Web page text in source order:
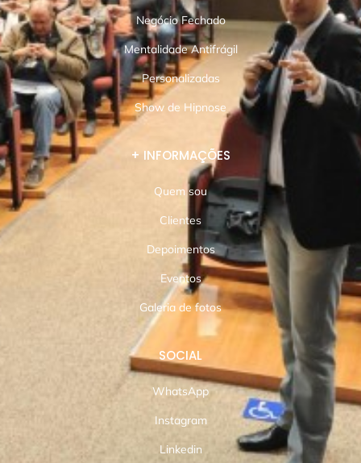
Negócio Fechado
Mentalidade Antifrágil
Personalizadas
Show de Hipnose
+ INFORMAÇÕES
Quem sou
Clientes
Depoimentos
Eventos
Galeria de fotos
SOCIAL
WhatsApp
Instagram
Linkedin